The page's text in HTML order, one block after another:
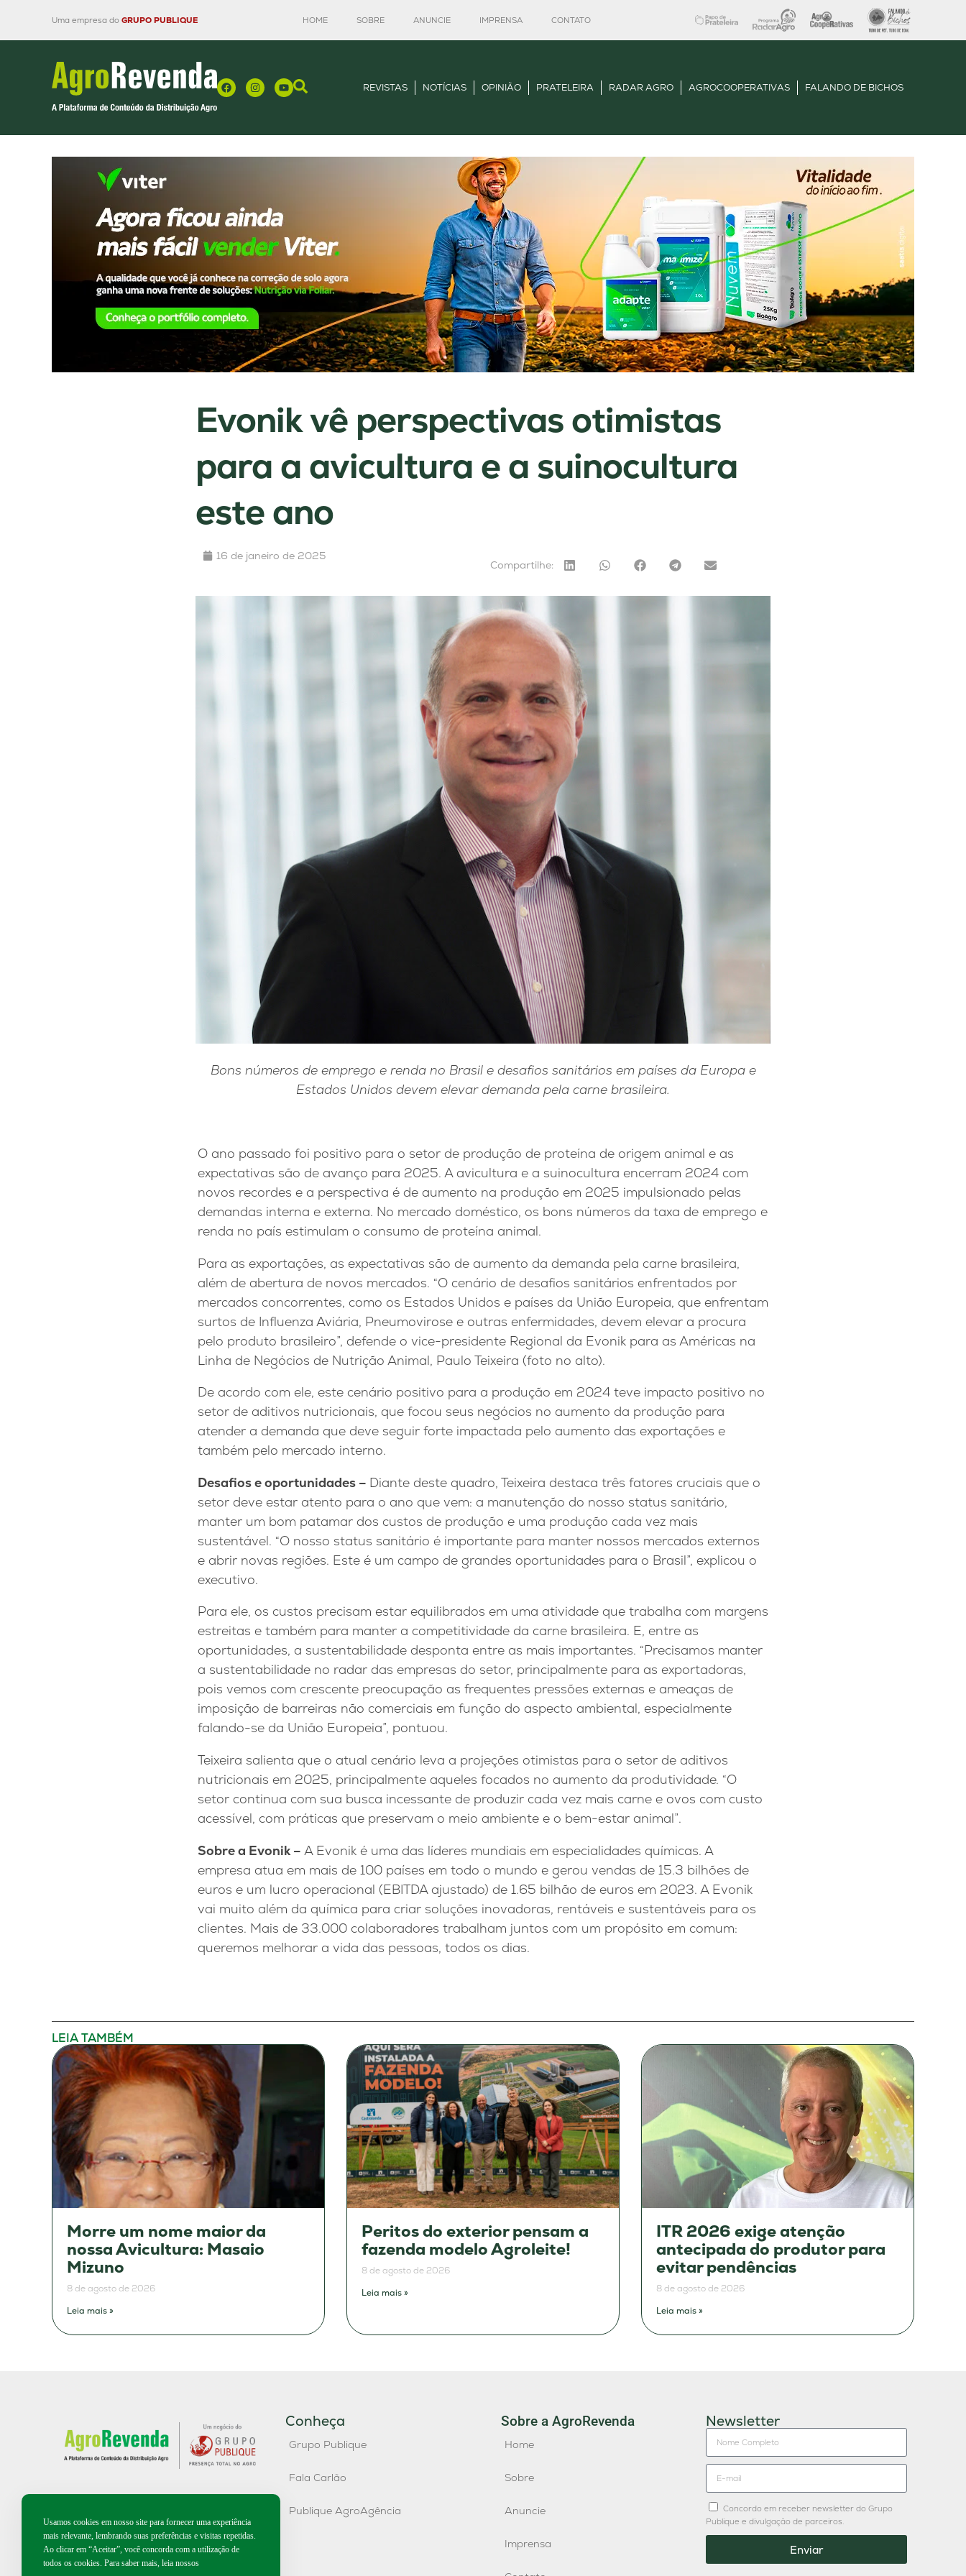
Uma empresa do GRUPO PUBLIQUE HOME SOBRE ANUNCIE IMPRENSA CONTATO
REVISTAS NOTÍCIAS OPINIÃO PRATELEIRA RADAR AGRO AGROCOOPERATIVAS FALANDO DE BICHOS
Evonik vê perspectivas otimistas
para a avicultura e a suinocultura
este ano
16 de janeiro de 2025
Compartilhe:
Bons números de emprego e renda no Brasil e desafios sanitários em países da Europa e
Estados Unidos devem elevar demanda pela carne brasileira.
O ano passado foi positivo para o setor de produção de proteína de origem animal e as
expectativas são de avanço para 2025. A avicultura e a suinocultura encerram 2024 com
novos recordes e a perspectiva é de aumento na produção em 2025 impulsionado pelas
demandas interna e externa. No mercado doméstico, os bons números da taxa de emprego e
renda no país estimulam o consumo de proteína animal.
Para as exportações, as expectativas são de aumento da demanda pela carne brasileira,
além de abertura de novos mercados. “O cenário de desafios sanitários enfrentados por
mercados concorrentes, como os Estados Unidos e países da União Europeia, que enfrentam
surtos de Influenza Aviária, Pneumovirose e outras enfermidades, devem elevar a procura
pelo produto brasileiro”, defende o vice-presidente Regional da Evonik para as Américas na
Linha de Negócios de Nutrição Animal, Paulo Teixeira (foto no alto).
De acordo com ele, este cenário positivo para a produção em 2024 teve impacto positivo no
setor de aditivos nutricionais, que focou seus negócios no aumento da produção para
atender a demanda que deve seguir forte impactada pelo aumento das exportações e
também pelo mercado interno.
Desafios e oportunidades – Diante deste quadro, Teixeira destaca três fatores cruciais que o
setor deve estar atento para o ano que vem: a manutenção do nosso status sanitário,
manter um bom patamar dos custos de produção e uma produção cada vez mais
sustentável. “O nosso status sanitário é importante para manter nossos mercados externos
e abrir novas regiões. Este é um campo de grandes oportunidades para o Brasil”, explicou o
executivo.
Para ele, os custos precisam estar equilibrados em uma atividade que trabalha com margens
estreitas e também para manter a competitividade da carne brasileira. E, entre as
oportunidades, a sustentabilidade desponta entre as mais importantes. “Precisamos manter
a sustentabilidade no radar das empresas do setor, principalmente para as exportadoras,
pois vemos com crescente preocupação as frequentes pressões externas e ameaças de
imposição de barreiras não comerciais em função do aspecto ambiental, especialmente
falando-se da União Europeia”, pontuou.
Teixeira salienta que o atual cenário leva a projeções otimistas para o setor de aditivos
nutricionais em 2025, principalmente aqueles focados no aumento da produtividade. “O
setor continua com sua busca incessante de produzir cada vez mais carne e ovos com custo
acessível, com práticas que preservam o meio ambiente e o bem-estar animal”.
Sobre a Evonik – A Evonik é uma das líderes mundiais em especialidades químicas. A
empresa atua em mais de 100 países em todo o mundo e gerou vendas de 15.3 bilhões de
euros e um lucro operacional (EBITDA ajustado) de 1.65 bilhão de euros em 2023. A Evonik
vai muito além da química para criar soluções inovadoras, rentáveis e sustentáveis para os
clientes. Mais de 33.000 colaboradores trabalham juntos com um propósito em comum:
queremos melhorar a vida das pessoas, todos os dias.
LEIA TAMBÉM
Morre um nome maior da
nossa Avicultura: Masaio
Mizuno
8 de agosto de 2026
Leia mais »
Peritos do exterior pensam a
fazenda modelo Agroleite!
8 de agosto de 2026
Leia mais »
ITR 2026 exige atenção
antecipada do produtor para
evitar pendências
8 de agosto de 2026
Leia mais »
Conheça
Grupo Publique
Fala Carlão
Publique AgroAgência
Sobre a AgroRevenda
Home
Sobre
Anuncie
Imprensa
Newsletter
Concordo em receber newsletter do Grupo
Publique e divulgação de parceiros.
Enviar
Usamos cookies em nosso site para fornecer uma experiência
mais relevante, lembrando suas preferências e visitas repetidas.
Ao clicar em “Aceitar”, você concorda com a utilização de
todos os cookies. Para saber mais, leia nossos